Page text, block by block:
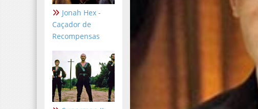
Jonah Hex -
Caçador de
Recompensas